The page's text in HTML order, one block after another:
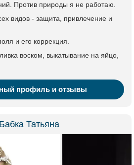
Против природы я не работаю.
видов - защита, привлечение и
и его коррекция.
воском, выкатывание на яйцо,
профиль и отзывы
Бабка Татьяна